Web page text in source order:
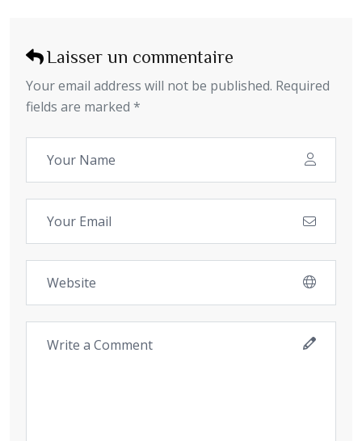
Laisser un commentaire
Your email address will not be published. Required
fields are marked *